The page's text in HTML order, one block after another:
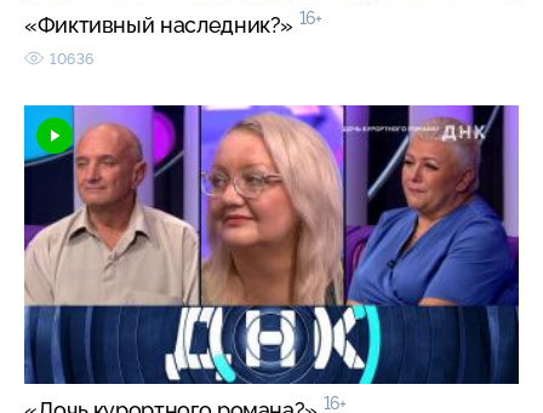
«Фиктивный наследник?» 16+
10636
16+